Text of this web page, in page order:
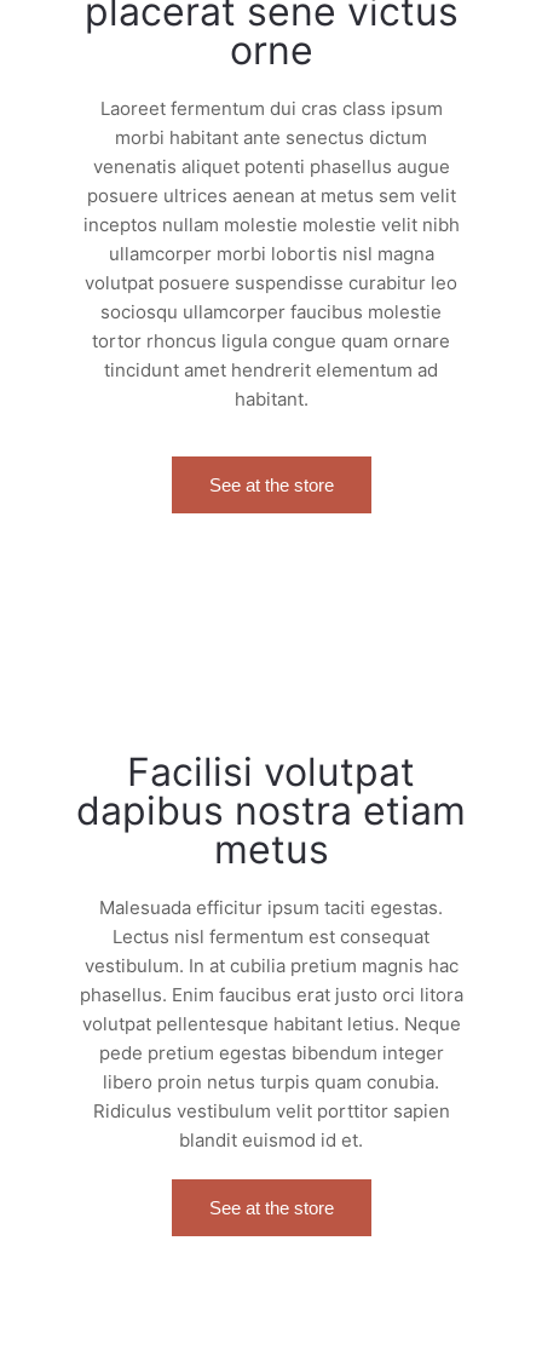
placerat sene victus
orne
Laoreet fermentum dui cras class ipsum
morbi habitant ante senectus dictum
venenatis aliquet potenti phasellus augue
posuere ultrices aenean at metus sem velit
inceptos nullam molestie molestie velit nibh
ullamcorper morbi lobortis nisl magna
volutpat posuere suspendisse curabitur leo
sociosqu ullamcorper faucibus molestie
tortor rhoncus ligula congue quam ornare
tincidunt amet hendrerit elementum ad
habitant.
See at the store
Facilisi volutpat
dapibus nostra etiam
metus
Malesuada efficitur ipsum taciti egestas.
Lectus nisl fermentum est consequat
vestibulum. In at cubilia pretium magnis hac
phasellus. Enim faucibus erat justo orci litora
volutpat pellentesque habitant letius. Neque
pede pretium egestas bibendum integer
libero proin netus turpis quam conubia.
Ridiculus vestibulum velit porttitor sapien
blandit euismod id et.
See at the store